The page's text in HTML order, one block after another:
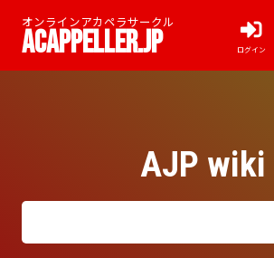
オンラインアカペラサークル
ACAPPELLER.JP ログイン
AJP wiki